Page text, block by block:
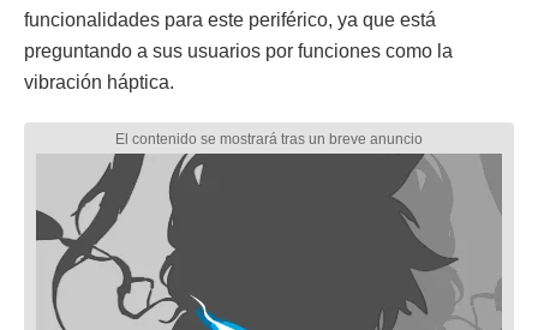
funcionalidades para este periférico, ya que está
preguntando a sus usuarios por funciones como la
vibración háptica.